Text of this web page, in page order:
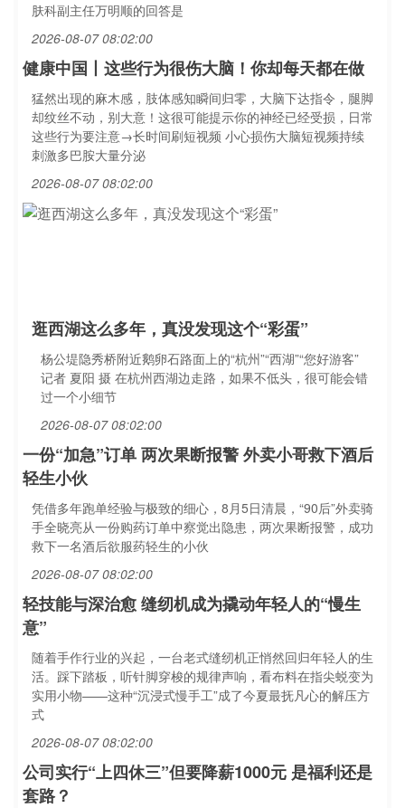
肤科副主任万明顺的回答是
2026-08-07 08:02:00
健康中国丨这些行为很伤大脑！你却每天都在做
猛然出现的麻木感，肢体感知瞬间归零，大脑下达指令，腿脚
却纹丝不动，别大意！这很可能提示你的神经已经受损，日常
这些行为要注意→长时间刷短视频 小心损伤大脑短视频持续
刺激多巴胺大量分泌
2026-08-07 08:02:00
逛西湖这么多年，真没发现这个“彩蛋”
杨公堤隐秀桥附近鹅卵石路面上的“杭州”“西湖”“您好游客”
记者 夏阳 摄 在杭州西湖边走路，如果不低头，很可能会错
过一个小细节
2026-08-07 08:02:00
一份“加急”订单 两次果断报警 外卖小哥救下酒后
轻生小伙
凭借多年跑单经验与极致的细心，8月5日清晨，“90后”外卖骑
手全晓亮从一份购药订单中察觉出隐患，两次果断报警，成功
救下一名酒后欲服药轻生的小伙
2026-08-07 08:02:00
轻技能与深治愈 缝纫机成为撬动年轻人的“慢生
意”
随着手作行业的兴起，一台老式缝纫机正悄然回归年轻人的生
活。踩下踏板，听针脚穿梭的规律声响，看布料在指尖蜕变为
实用小物——这种“沉浸式慢手工”成了今夏最抚凡心的解压方
式
2026-08-07 08:02:00
公司实行“上四休三”但要降薪1000元 是福利还是
套路？